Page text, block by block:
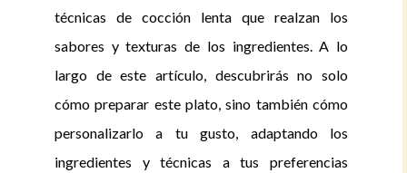
técnicas de cocción lenta que realzan los
sabores y texturas de los ingredientes. A lo
largo de este artículo, descubrirás no solo
cómo preparar este plato, sino también cómo
personalizarlo a tu gusto, adaptando los
ingredientes y técnicas a tus preferencias